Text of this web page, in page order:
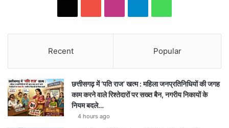
Recent Popular
छत्तीसगढ़ में ‘पति राज’ खत्म : महिला जनप्रतिनिधियों की जगह
काम करने वाले रिश्तेदारों पर सख्त बैन, नगरीय निकायों के
नियम बदले…
4 hours ago